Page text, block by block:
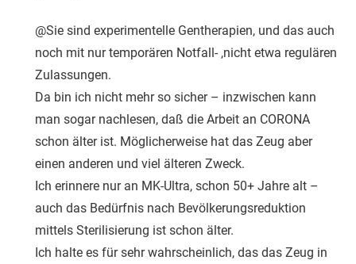
@Sie sind experimentelle Gentherapien, und das auch
noch mit nur temporären Notfall- ,nicht etwa regulären
Zulassungen.
Da bin ich nicht mehr so sicher – inzwischen kann
man sogar nachlesen, daß die Arbeit an CORONA
schon älter ist. Möglicherweise hat das Zeug aber
einen anderen und viel älteren Zweck.
Ich erinnere nur an MK-Ultra, schon 50+ Jahre alt –
auch das Bedürfnis nach Bevölkerungsreduktion
mittels Sterilisierung ist schon älter.
Ich halte es für sehr wahrscheinlich, das das Zeug in